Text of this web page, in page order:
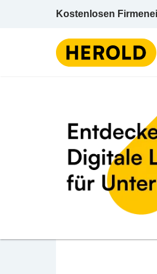
Kostenlosen
BEWERTUNG ABGEBEN
Rellseck 1 6781
Gasthaus u